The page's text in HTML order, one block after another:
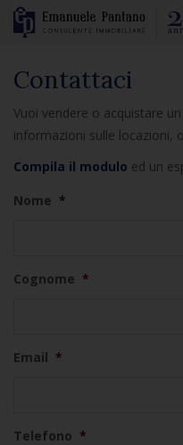
Contattaci
Vuoi vendere o acquistare
informazioni sulle locazioni,
Compila il modulo ed un
Nome *
Cognome *
Email *
Telefono *